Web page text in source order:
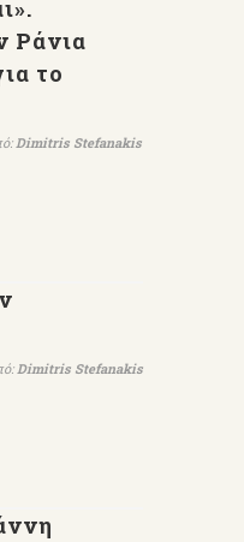
Ράνια
το
Dimitris Stefanakis
Dimitris Stefanakis